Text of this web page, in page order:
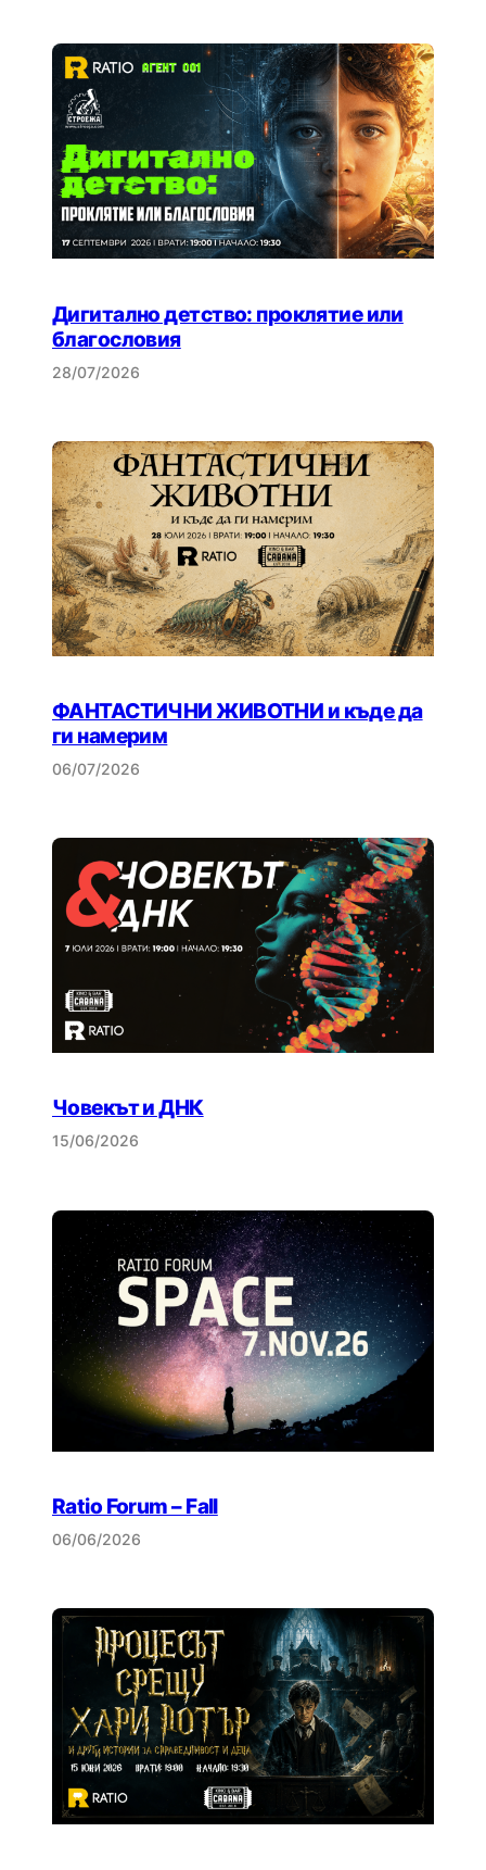
Дигитално детство: проклятие или
благословия
28/07/2026
ФАНТАСТИЧНИ ЖИВОТНИ и къде да
ги намерим
06/07/2026
Човекът и ДНК
15/06/2026
Ratio Forum – Fall
06/06/2026